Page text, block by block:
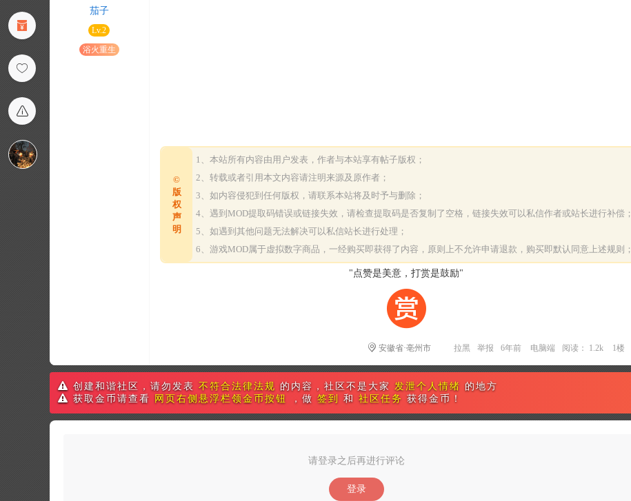
茄子
Lv.2
浴火重生
©
版
权
声
明
1、本站所有内容由用户发表，作者与本站享有帖子版权；
2、转载或者引用本文内容请注明来源及原作者；
3、如内容侵犯到任何版权，请联系本站将及时予与删除；
4、遇到MOD提取码错误或链接失效，请检查提取码是否复制了空格，链接失效可以私信作者或站长进行补偿；
5、如遇到其他问题无法解决可以私信站长进行处理；
6、游戏MOD属于虚拟数字商品，一经购买即获得了内容，原则上不允许申请退款，购买即默认同意上述规则；
"点赞是美意，打赏是鼓励"
安徽省·亳州市 拉黑 举报 6年前 电脑端 阅读： 1.2k 1楼
创建和谐社区，请勿发表 不符合法律法规 的内容，社区不是大家 发泄个人情绪 的地方
获取金币请查看
网页右侧悬浮栏领金币按钮 ，做 签到 和 社区任务 获得金币！
请登录之后再进行评论
登录